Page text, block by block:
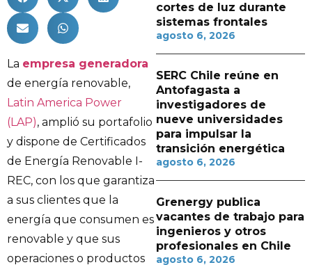
La empresa generadora
de energía renovable,
Latin America Power
(LAP), amplió su portafolio
y dispone de Certificados
de Energía Renovable I-
REC, con los que garantiza
a sus clientes que la
energía que consumen es
renovable y que sus
operaciones o productos
cortes de luz durante
sistemas frontales
agosto 6, 2026
SERC Chile reúne en
Antofagasta a
investigadores de
nueve universidades
para impulsar la
transición energética
agosto 6, 2026
Grenergy publica
vacantes de trabajo para
ingenieros y otros
profesionales en Chile
agosto 6, 2026